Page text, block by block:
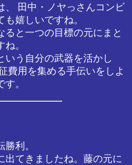
、 田中・ノヤっさんコンビ
嬉しいですね。
ると一つの目標の元にまと
。
いう自分の武器を活かし
費用を集める手伝いをしよ
。
利。
出てきましたね。藤の元に